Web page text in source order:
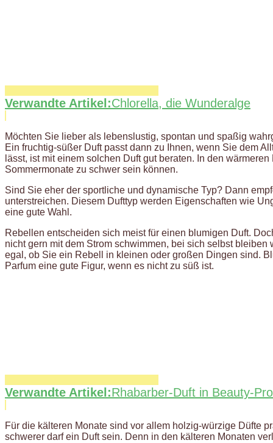
Verwandte Artikel:Chlorella, die Wunderalge
Möchten Sie lieber als lebenslustig, spontan und spaßig
Ein fruchtig-süßer Duft passt dann zu Ihnen, wenn Sie dem
lässt, ist mit einem solchen Duft gut beraten. In den
Sommermonate zu schwer sein können.
Sind Sie eher der sportliche und dynamische Typ? Dann
unterstreichen. Diesem Dufttyp werden Eigenschaften wie
eine gute Wahl.
Rebellen entscheiden sich meist für einen blumigen Duft.
nicht gern mit dem Strom schwimmen, bei sich selbst
egal, ob Sie ein Rebell in kleinen oder großen Dingen sind.
Parfum eine gute Figur, wenn es nicht zu süß ist.
Verwandte Artikel:Rhabarber-Duft in Beauty-
Für die kälteren Monate sind vor allem holzig-würzige Düfte
schwerer darf ein Duft sein. Denn in den kälteren Monaten